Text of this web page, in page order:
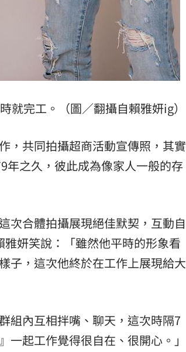
就完工。（圖／翻攝自賴雅妍ig）
，共同拍攝超商活動宣傳照，其實
年之久，彼此成為像家人一般的存
次合體拍攝展現絕佳默契，互動自
妍笑說：「雖然他平時的形象看
子，這次他終於在工作上展現給大
組內互相拌嘴、聊天，這次時隔7
起工作覺得很自在、很開心。」